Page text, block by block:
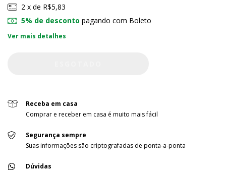
2 x de R$5,83
5% de desconto pagando com Boleto
Ver mais detalhes
Receba em casa
Comprar e receber em casa é muito mais fácil
Segurança sempre
Suas informações são criptografadas de ponta-a-ponta
Dúvidas